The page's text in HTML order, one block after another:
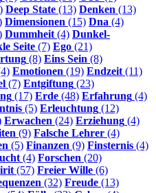
Deep State (13) Denken (13)
Dimensionen (15) Dna (4)
Dummheit (4) Dunkel-
Seite (7) Ego (21)
(8) Eins Sein (8)
Emotionen (19) Endzeit (11)
(7) Entgiftung (23)
(17) Erde (48) Erfahrung (4)
(5) Erleuchtung (12)
Erwachen (24) Erziehung (4)
(9) Falsche Lehrer (4)
(5) Finanzen (9) Finsternis (4)
(4) Forschen (20)
(57) Freier Wille (6)
(32) Freude (13)